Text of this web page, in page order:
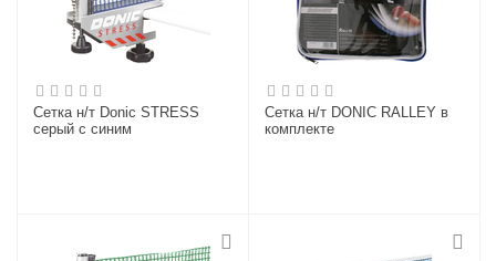
Сетка н/т Donic STRESS
серый с синим
Сетка н/т DONIC RALLEY в
комплекте